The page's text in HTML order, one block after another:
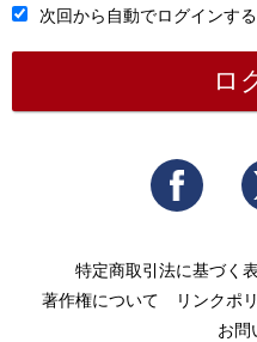
次回から自動でログインする
特定商取引法に基づく
著作権について
リンクポ
お問